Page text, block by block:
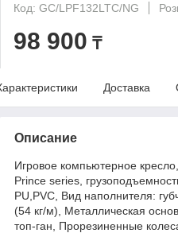
Код: GC/LPF132LTC/NG
98 900 ₸
Доставка
Описание
Игровое компьютерное
Prince series,
PU,PVC, Вид наполнителя:
(54 кг/м), Металлическая
топ-ган, Прорезиненные